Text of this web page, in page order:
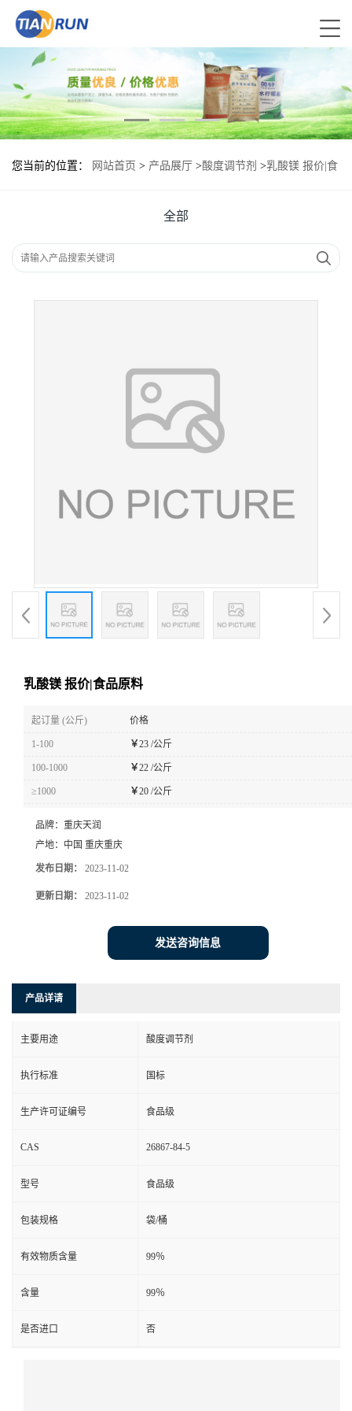
您当前的位置： 网站首页 > 产品展厅 >酸度调节剂 >乳酸镁 报价|食
全部
乳酸镁 报价|食品原料
起订量 (公斤) 价格
1-100 ￥23 /公斤
100-1000 ￥22 /公斤
≥1000 ￥20 /公斤
品牌： 重庆天润
产地： 中国 重庆重庆
发布日期： 2023-11-02
更新日期： 2023-11-02
发送咨询信息
产品详请
主要用途 酸度调节剂
执行标准 国标
生产许可证编号 食品级
CAS 26867-84-5
型号 食品级
包装规格 袋/桶
有效物质含量 99％
含量 99％
是否进口 否